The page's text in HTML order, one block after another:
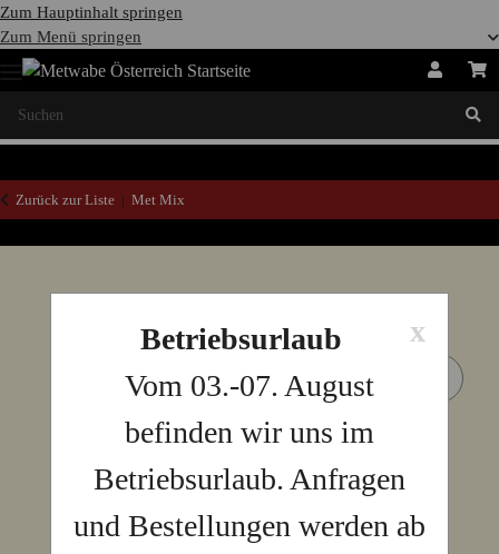
Zum Hauptinhalt springen
Zum Menü springen
Zurück zur Liste Met Mix
x
Betriebsurlaub
Vom 03.-07. August
befinden wir uns im
Betriebsurlaub. Anfragen
und Bestellungen werden ab